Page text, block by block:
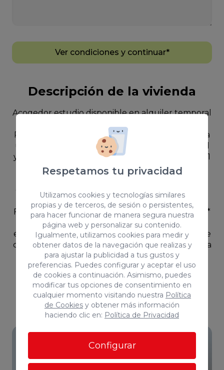
Ver condiciones y continuar*
Descripción de la vivienda
Acogedor estudio disponible en alquiler temporal
Playa de Las Canteras.~~Un espacio pensado para
una persona que busca comodidad, tranquilidad
y una excelente ubicación.~~🛋️ Equipamiento~* 1
persona~* Cama~* Cocina equipada~* Baño con
ducha~* TV~* WiFi incluido~Además, el edificio
dispone de terraza comunitaria para disfrutar de
momentos de descanso.~~Zona de No
Fumadores~~📌 Condiciones~* Máximo 11 meses~*
Suministros incluidos (agua, luz y WiFi)~* No
empadronamiento~* Solvencia demostrable~Vive
cerca del mar, con todo lo que necesitas para una
estancia cómoda y práctica.~~📩 Contáctanos y
agenda tu visita.~~Información: Los datos
expuestos son meramente orientativos y se
encuentran sujetos a errores u omisiones
involuntarias.~~
Respetamos tu privacidad
Utilizamos cookies y tecnologías similares
propias y de terceros, de sesión o persistentes,
para hacer funcionar de manera segura nuestra
página web y personalizar su contenido.
Igualmente, utilizamos cookies para medir y
obtener datos de la navegación que realizas y
para ajustar la publicidad a tus gustos y
preferencias. Puedes configurar y aceptar el uso
de cookies a continuación. Asimismo, puedes
modificar tus opciones de consentimiento en
cualquier momento visitando nuestra Política
de Cookies y obtener más información
haciendo clic en: Política de Privacidad
Configurar